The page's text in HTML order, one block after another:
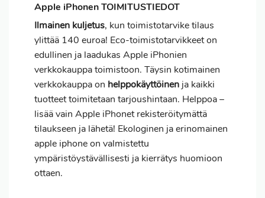
Apple iPhonen TOIMITUSTIEDOT
Ilmainen kuljetus, kun toimistotarvike tilaus
ylittää 140 euroa! Eco-toimistotarvikkeet on
edullinen ja laadukas Apple iPhonien
verkkokauppa toimistoon. Täysin kotimainen
verkkokauppa on helppokäyttöinenja kaikki
tuotteet toimitetaan tarjoushintaan. Helppoa –
lisää vain Apple iPhonet rekisteröitymättä
tilaukseen ja lähetä! Ekologinen ja erinomainen
apple iphone on valmistettu
ympäristöystävällisesti ja kierrätys huomioon
ottaen.